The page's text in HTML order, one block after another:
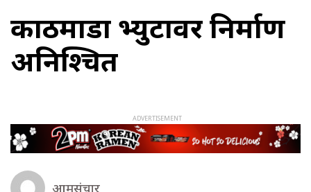
काठमाडौं भ्युटावर निर्माण
अनिश्चित
आमसंचार